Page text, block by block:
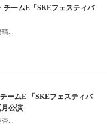
チームE「SKEフェスティバ
...
ームE 「SKEフェスティバ
公演
...